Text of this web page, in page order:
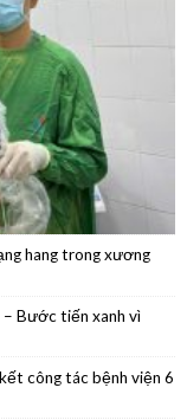
giới Tây Ninh
hang trong xương